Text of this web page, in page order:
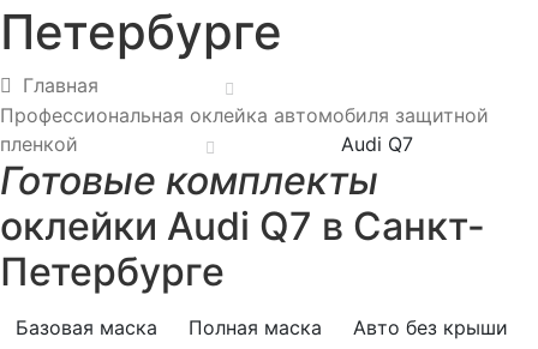
Петербурге
Главная
Профессиональная оклейка автомобиля защитной
пленкой
Audi Q7
Готовые комплекты
оклейки Audi Q7 в Санкт-
Петербурге
Базовая маска Полная маска Авто без крыши